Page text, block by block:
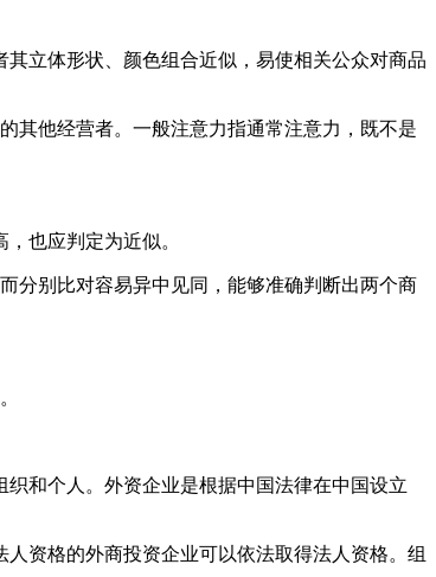
立体形状、颜色组合近似，易使相关公众对商品
其他经营者。一般注意力指通常注意力，既不是
也应判定为近似。
分别比对容易异中见同，能够准确判断出两个商
似。
和个人。外资企业是根据中国法律在中国设立
资格的外商投资企业可以依法取得法人资格。组